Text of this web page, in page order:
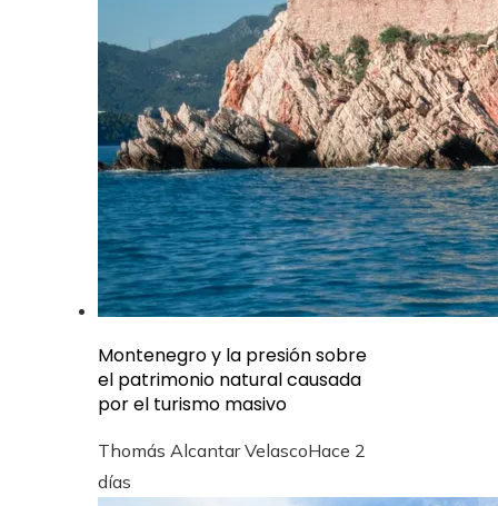
Montenegro y la presión sobre
el patrimonio natural causada
por el turismo masivo
Thomás Alcantar VelascoHace 2
días